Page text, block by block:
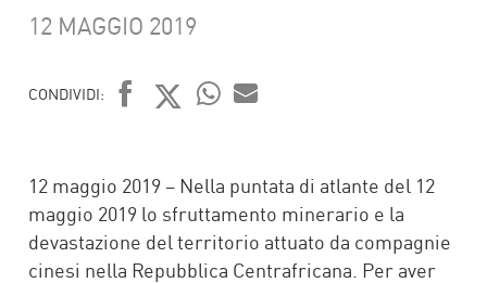
12 MAGGIO 2019
CONDIVIDI:
12 maggio 2019 – Nella puntata di atlante del 12
maggio 2019 lo sfruttamento minerario e la
devastazione del territorio attuato da compagnie
cinesi nella Repubblica Centrafricana. Per aver